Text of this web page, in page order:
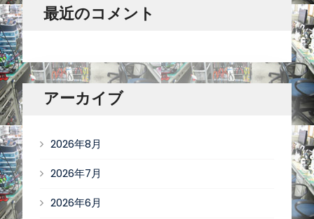
最近のコメント
アーカイブ
2026年8月
2026年7月
2026年6月